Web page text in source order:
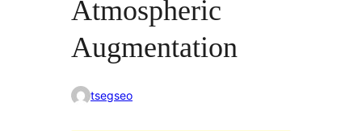
Atmospheric
Augmentation
tsegseo